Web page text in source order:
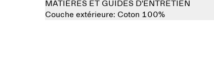
MATIÈRES ET GUIDES D'ENTRETIEN
Couche extérieure: Coton 100%